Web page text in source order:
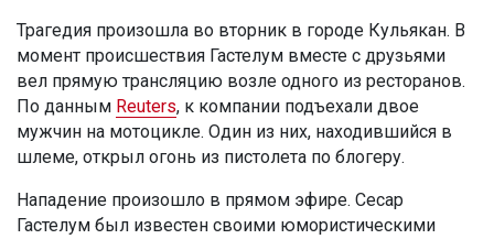
Трагедия произошла во вторник в городе Кульякан. В
момент происшествия Гастелум вместе с друзьями
вел прямую трансляцию возле одного из ресторанов.
По данным Reuters, к компании подъехали двое
мужчин на мотоцикле. Один из них, находившийся в
шлеме, открыл огонь из пистолета по блогеру.
Нападение произошло в прямом эфире. Сесар
Гастелум был известен своими юмористическими